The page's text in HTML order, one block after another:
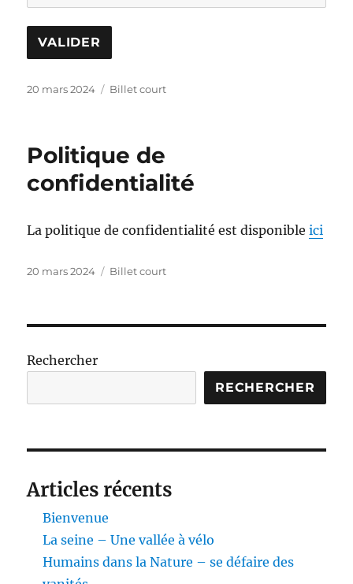
Publié
20 mars 2024 Catégories
Billet court
Politique de
confidentialité
La politique de confidentialité est disponibleici
Publié
20 mars 2024 Catégories
Billet court
Rechercher
RECHERCHER
Articles récents
Bienvenue
La seine – Une vallée à vélo
Humains dans la Nature – se défaire des